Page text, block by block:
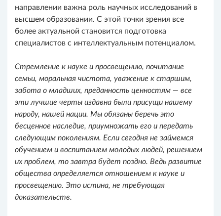
направлении важна роль научных исследований в
высшем образовании. С этой точки зрения все
более актуальной становится подготовка
специалистов с интеллектуальным потенциалом.
Стремление к науке и просвещению, почитание
семьи, моральная чистота, уважение к старшим,
забота о младших, преданность ценностям — все
эти лучшие черты издавна были присущи нашему
народу, нашей нации. Мы обязаны беречь это
бесценное наследие, приумножать его и передать
следующим поколениям. Если сегодня не займемся
обучением и воспитанием молодых людей, решением
их проблем, то завтра будет поздно. Ведь развитие
общества определяется отношением к науке и
просвещению. Это истина, не требующая
доказательств.